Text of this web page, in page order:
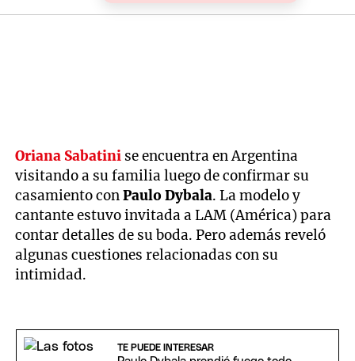
Oriana Sabatini se encuentra en Argentina
visitando a su familia luego de confirmar su
casamiento conPaulo Dybala. La modelo y
cantante estuvo invitada a LAM (América) para
contar detalles de su boda. Pero además reveló
algunas cuestiones relacionadas con su
intimidad.
TE PUEDE INTERESAR